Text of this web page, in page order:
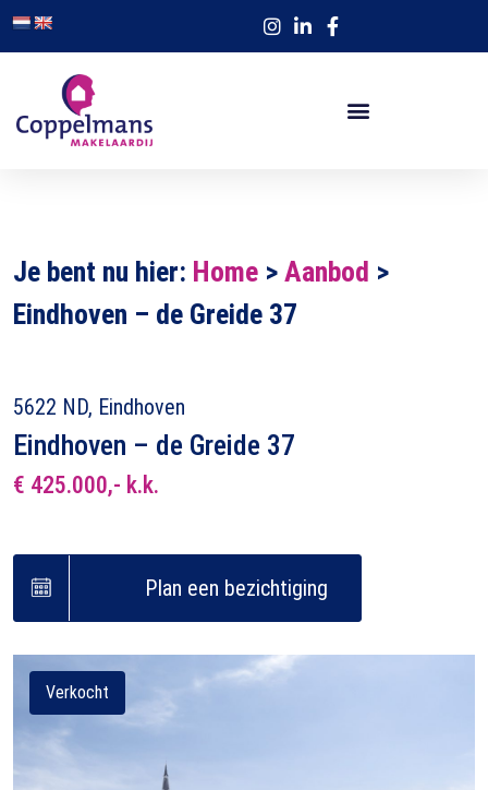
Je bent nu hier: Home > Aanbod >
Eindhoven – de Greide 37
5622 ND, Eindhoven
Eindhoven – de Greide 37
€ 425.000,- k.k.
Plan een bezichtiging
Verkocht